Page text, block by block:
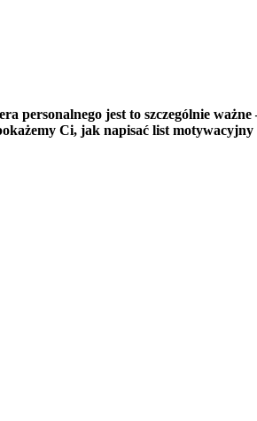
personalnego jest to szczególnie
Ci, jak napisać list